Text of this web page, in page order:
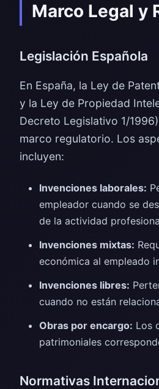
Marco Legal y
Legislación Española
En España, la Ley de
y la Ley de Propiedad
Decreto Legislativo 1/
marco regulatorio. Los
incluyen:
Invenciones laborales:
empleador cuando se
de la actividad
Invenciones mixtas:
económica al empleado
Invenciones libres:
cuando no están
Obras por encargo: Los
patrimoniales
Normativas